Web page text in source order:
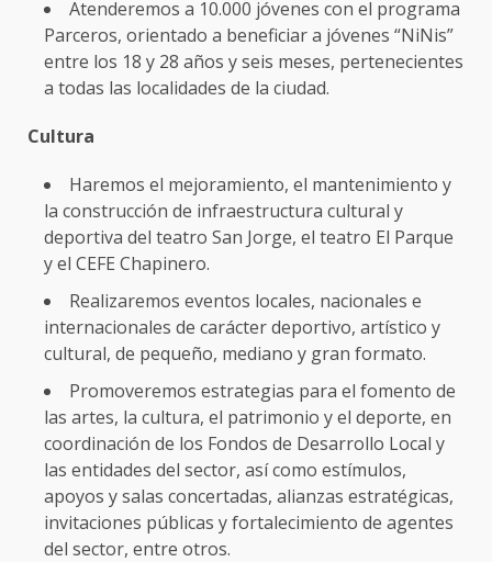
Atenderemos a 10.000 jóvenes con el programa
Parceros, orientado a beneficiar a jóvenes “NiNis”
entre los 18 y 28 años y seis meses, pertenecientes
a todas las localidades de la ciudad.
Cultura
Haremos el mejoramiento, el mantenimiento y
la construcción de infraestructura cultural y
deportiva del teatro San Jorge, el teatro El Parque
y el CEFE Chapinero.
Realizaremos eventos locales, nacionales e
internacionales de carácter deportivo, artístico y
cultural, de pequeño, mediano y gran formato.
Promoveremos estrategias para el fomento de
las artes, la cultura, el patrimonio y el deporte, en
coordinación de los Fondos de Desarrollo Local y
las entidades del sector, así como estímulos,
apoyos y salas concertadas, alianzas estratégicas,
invitaciones públicas y fortalecimiento de agentes
del sector, entre otros.